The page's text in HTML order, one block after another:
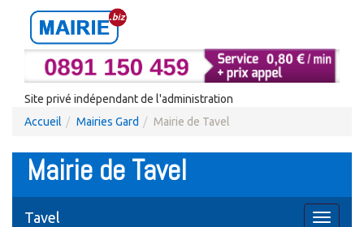
Site privé indépendant de l'administration
Accueil
Mairies Gard Mairie de Tavel
Mairie de Tavel
Toggle
Tavel